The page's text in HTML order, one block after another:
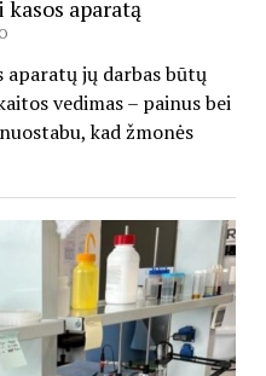
aparatą
aparatų jų darbas būtų
vedimas – painus bei
kad žmonės